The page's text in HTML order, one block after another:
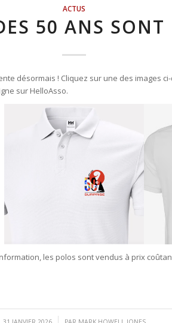
ACTUS
50 ANS SONT
désormais ! Cliquez sur une des images
sur HelloAsso.
les polos sont vendus à prix